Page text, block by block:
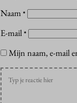
Naam *
E-mail *
Mijn naam, e-mail